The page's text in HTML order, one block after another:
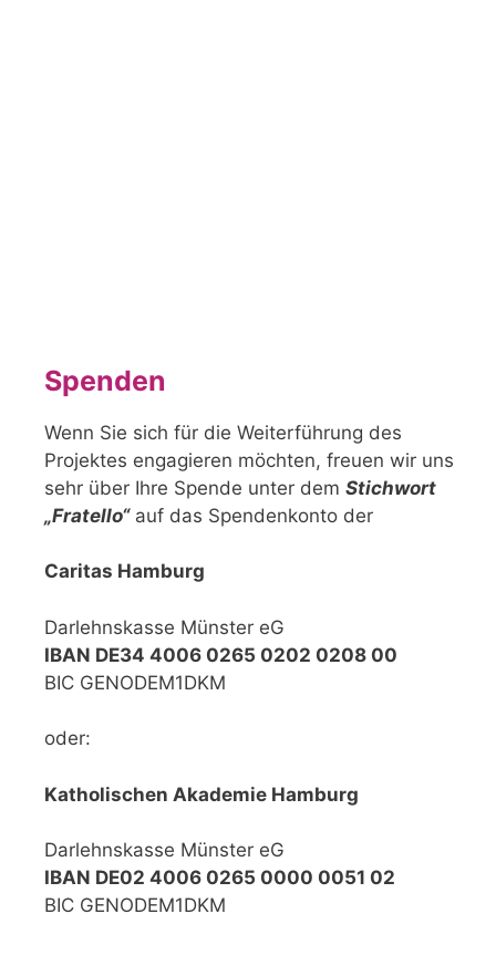
Spenden
Wenn Sie sich für die Weiterführung des
Projektes engagieren möchten, freuen wir uns
sehr über Ihre Spende unter dem Stichwort
„Fratello“auf das Spendenkonto der
Caritas Hamburg
Darlehnskasse Münster eG
IBAN DE34 4006 0265 0202 0208 00
BIC GENODEM1DKM
oder:
Katholischen Akademie Hamburg
Darlehnskasse Münster eG
IBAN DE02 4006 0265 0000 0051 02
BIC GENODEM1DKM